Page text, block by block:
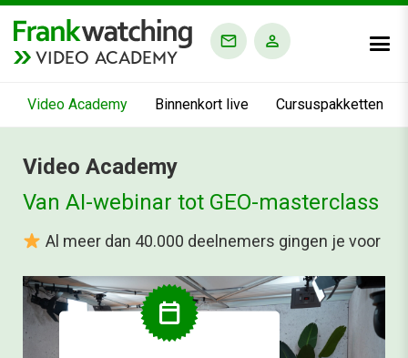
VIDEO ACADEMY
Video Academy Binnenkort live Cursuspakketten
Video Academy
Van AI-webinar tot GEO-masterclass
Al meer dan 40.000 deelnemers gingen je voor
calendar_today